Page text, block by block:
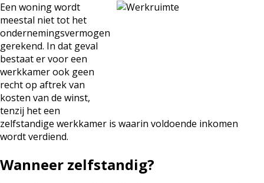
Een woning wordt
meestal niet tot het
ondernemingsvermogen
gerekend. In dat geval
bestaat er voor een
werkkamer ook geen
recht op aftrek van
kosten van de winst,
tenzij het een
zelfstandige werkkamer is waarin voldoende inkomen
wordt verdiend.
Wanneer zelfstandig?